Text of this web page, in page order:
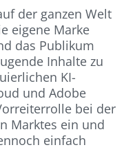
der ganzen Welt
eigene Marke
das Publikum
Inhalte zu
KI-
und Adobe
bei der
Marktes ein und
einfach